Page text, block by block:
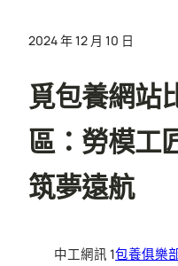
2024 年 12 月 10 日
覓包養網站
區：勞模工
筑夢遠航
中工網訊1包養俱樂